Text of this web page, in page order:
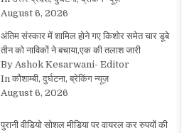
August 6, 2026
अंतिम संस्कार में शामिल होने गए किशोर समेत चार डूबे
तीन को नाविकों ने बचाया,एक की तलाश जारी
By Ashok Kesarwani- Editor
In कौशाम्बी, दुर्घटना, ब्रेकिंग न्यूज़
August 6, 2026
पुरानी वीडियो सोशल मीडिया पर वायरल कर रुपयों की